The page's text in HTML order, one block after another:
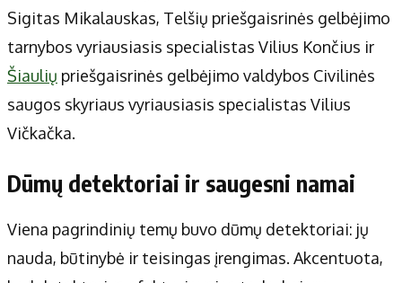
Sigitas Mikalauskas, Telšių priešgaisrinės gelbėjimo
tarnybos vyriausiasis specialistas Vilius Končius ir
Šiaulių priešgaisrinės gelbėjimo valdybos Civilinės
saugos skyriaus vyriausiasis specialistas Vilius
Vičkačka.
Dūmų detektoriai ir saugesni namai
Viena pagrindinių temų buvo dūmų detektoriai: jų
nauda, būtinybė ir teisingas įrengimas. Akcentuota,